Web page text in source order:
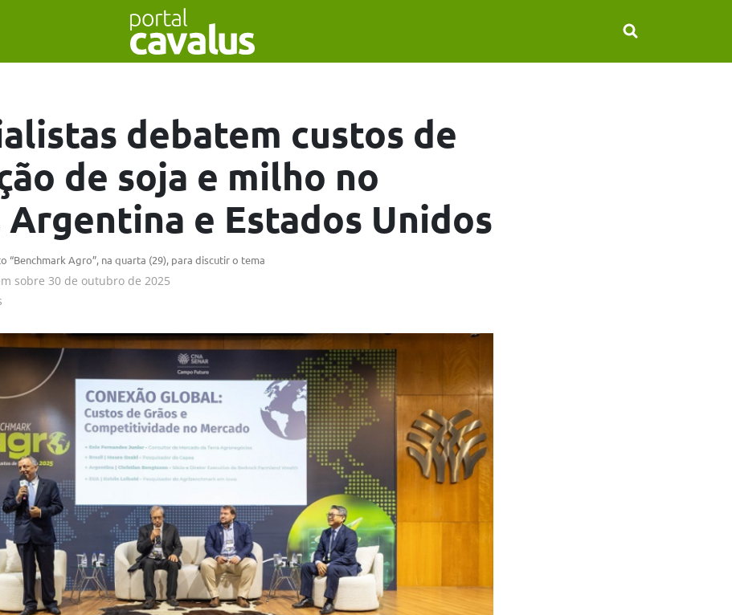
debatem custos de
de soja e milho no
Argentina e Estados Unidos
“Benchmark Agro”, na quarta (29), para discutir o tema
sobre 30 de outubro de 2025